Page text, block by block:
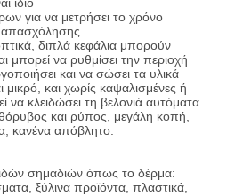
ίδιο
για να μετρήσει το χρόνο
απασχόλησης
διπλά κεφάλια μπορούν
μπορεί να ρυθμίσει την περιοχή
και να σώσει τα υλικά
μικρό, και χωρίς καψαλισμένες ή
να κλειδώσει τη βελονιά αυτόματα
και ρύπος, μεγάλη κοπή,
κανένα απόβλητο.
σημαδιών όπως το δέρμα:
ξύλινα προϊόντα, πλαστικά,